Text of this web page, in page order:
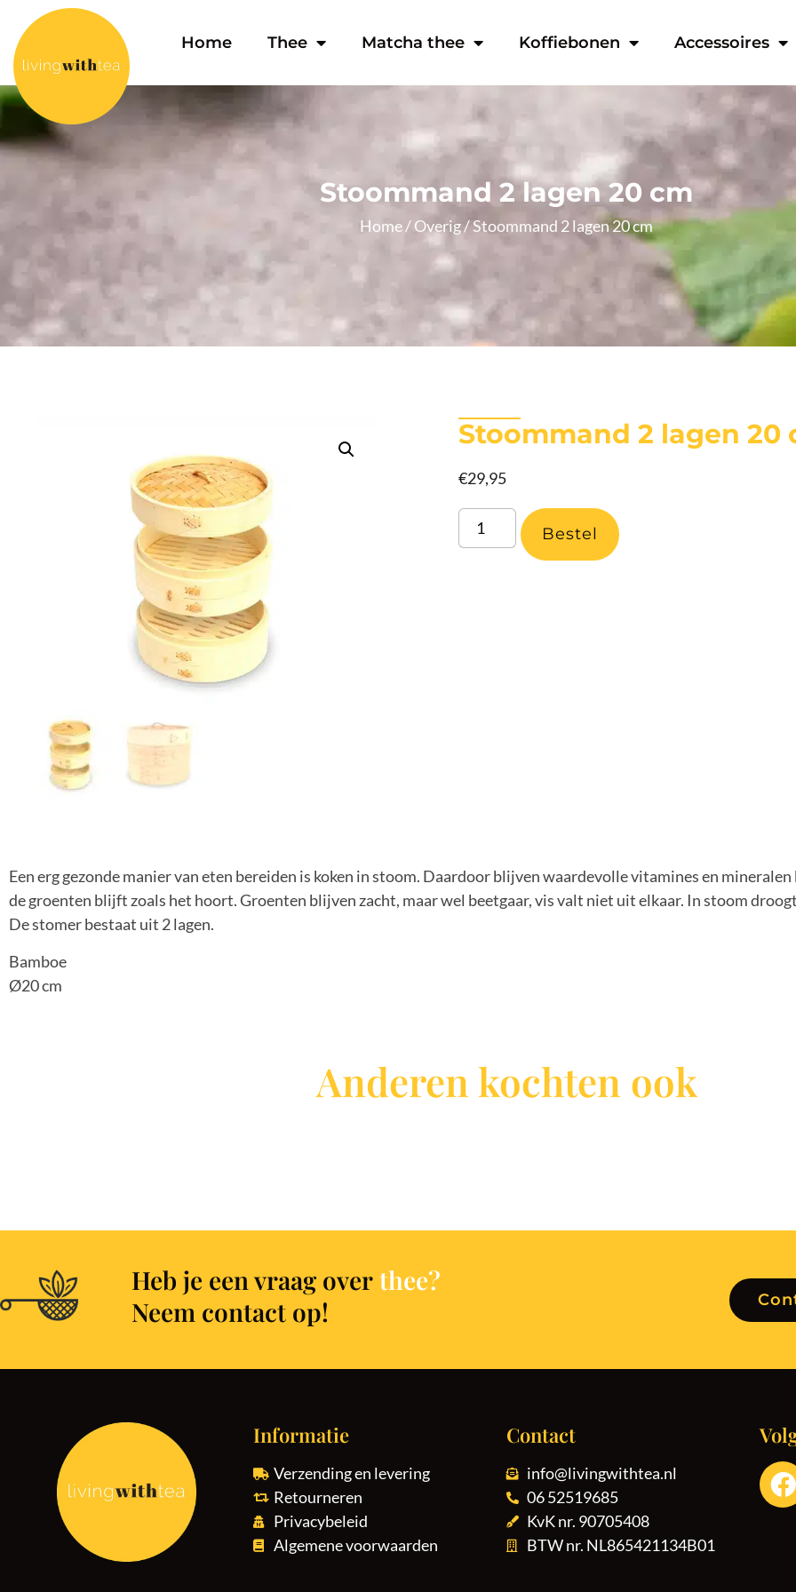
Home Thee Matcha thee Koffiebonen Accessoires
Stoommand 2 lagen 20 cm
Home/Overig/ Stoommand 2 lagen 20 cm
Stoommand 2 lagen 20
€29,95
Bestel
Een erg gezonde manier van eten bereiden is koken in stoom. Daardoor blijven waardevolle vitamines en
de groenten blijft zoals het hoort. Groenten blijven zacht, maar wel beetgaar, vis valt niet uit elkaar. In stoom
De stomer bestaat uit 2 lagen.
Bamboe
Ø20 cm
Anderen kochten ook
Heb je een vraag overthee?
Neem contact op!
Informatie
Verzending en levering
Retourneren
Privacybeleid
Algemene voorwaarden
Contact
info@livingwithtea.nl
06 52519685
KvK nr. 90705408
BTW nr. NL865421134B01